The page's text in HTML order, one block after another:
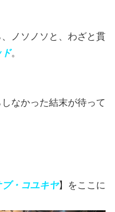
ノソノソと、わざと貫
ド。
なかった結末が待って
・コユキヤ】をここに